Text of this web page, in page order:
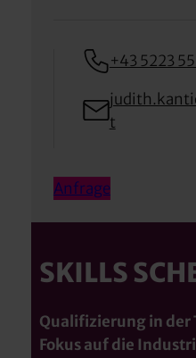
+43 5223
t
Anfrage
SKILLS
Qualifizierung in
Fokus auf die